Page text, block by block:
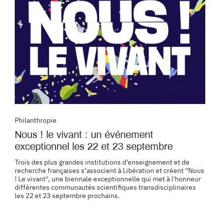
Philanthropie
Nous ! le vivant : un événement
exceptionnel les 22 et 23 septembre
Trois des plus grandes institutions d’enseignement et de
recherche françaises s’associent à Libération et créent "Nous
! Le vivant", une biennale exceptionnelle qui met à l'honneur
différentes communautés scientifiques transdisciplinaires
les 22 et 23 septembre prochains.